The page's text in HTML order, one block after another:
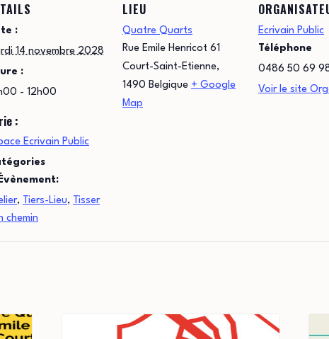
:
14 novembre 2028
:
- 12h00
:
Ecrivain Public
, Tiers-Lieu, Tisser
chemin
LIEU
Quatre Quarts
Rue Emile Henricot 61
Court-Saint-Etienne,
1490 Belgique + Google
Map
Ecrivain Public
Téléphone
0486 50 69
Voir le site